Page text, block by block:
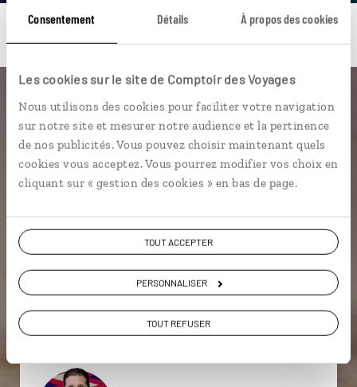
Consentement Détails À propos des cookies
Les cookies sur le site de Comptoir des Voyages
Nous utilisons des cookies pour faciliter votre navigation
sur notre site et mesurer notre audience et la pertinence
de nos publicités. Vous pouvez choisir maintenant quels
cookies vous acceptez. Vous pourrez modifier vos choix en
cliquant sur « gestion des cookies » en bas de page.
TOUT ACCEPTER
PERSONNALISER
TOUT REFUSER
Une envie de voyage
particulière ?
Arizona Californie Désert de Sonora
Bandelier
Bryce Canyon
Bisbee